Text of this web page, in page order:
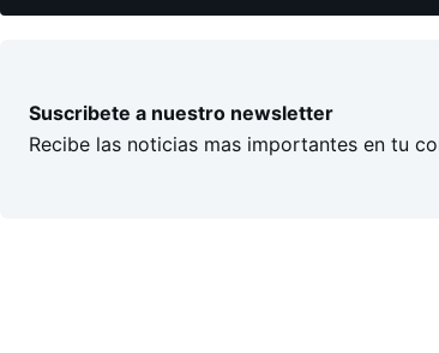
Suscribete a nuestro newsletter
Recibe las noticias mas importantes en tu